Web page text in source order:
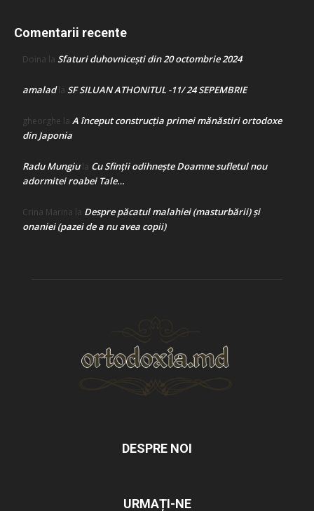
Comentarii recente
Doina la Sfaturi duhovnicești din 20 octombrie 2024
amaladla SF SILUAN ATHONITUL -11/ 24 SEPEMBRIE
gheorghe la A început construcţia primei mănăstiri ortodoxe
din Japonia
Radu Mungiula Cu Sfinții odihnește Doamne sufletul nou
adormitei roabei Tale…
Crina Marina la Despre păcatul malahiei (masturbării) şi
onaniei (pazei de a nu avea copii)
DESPRE NOI
URMAȚI-NE